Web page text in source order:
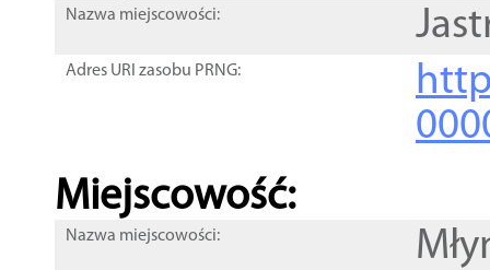
Nazwa miejscowości:
Adres URI zasobu PRNG:
Miejscowość:
Nazwa miejscowości: